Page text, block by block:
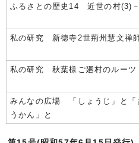
ふるさとの歴史14 近世の村(3)
私の研究 新徳寺2世荊州慧文禅
私の研究 秋葉様ご廻村のルーツ
みんなの広場 「しょうじ」と「
うかん」と